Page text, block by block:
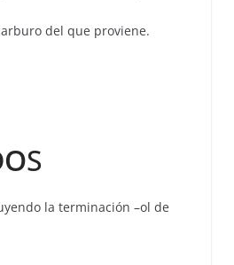
del que proviene.
S
la terminación –ol de